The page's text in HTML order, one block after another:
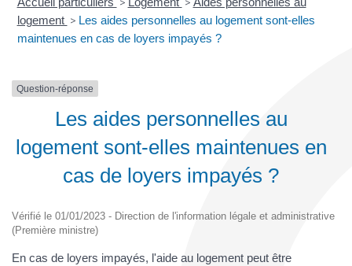
logement > Les aides personnelles au logement sont-elles
maintenues en cas de loyers impayés ?
Question-réponse
Les aides personnelles au
logement sont-elles maintenues en
cas de loyers impayés ?
Vérifié le 01/01/2023 - Direction de l'information légale et administrative
(Première ministre)
En cas de loyers impayés, l'aide au logement peut être